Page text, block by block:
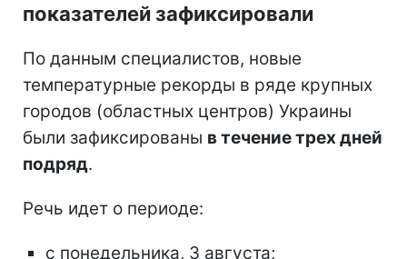
показателей зафиксировали
По данным специалистов, новые
температурные рекорды в ряде крупных
городов (областных центров) Украины
были зафиксированы в течение трех дней
подряд.
Речь идет о периоде:
с понедельника, 3 августа;